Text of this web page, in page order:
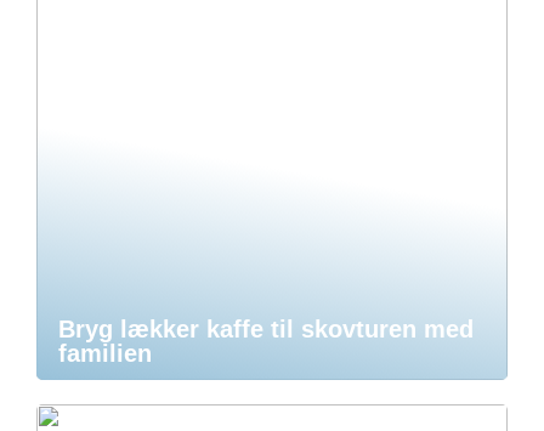
Bryg lækker kaffe til skovturen med
familien